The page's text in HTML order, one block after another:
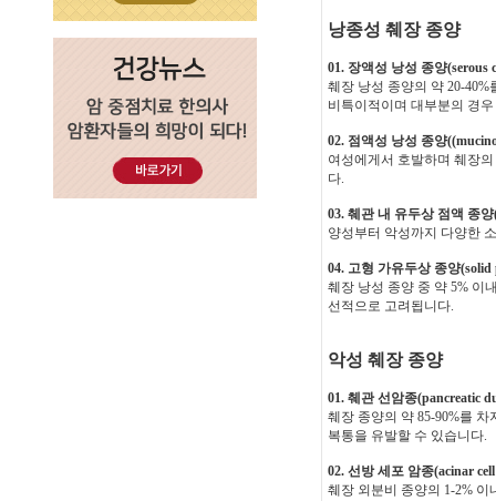
낭종성 췌장 종양
01. 장액성 낭성 종양(serous
췌장 낭성 종양의 약 20-
비특이적이며 대부분의 경
02. 점액성 낭성 종양
여성에게서 호발하며 췌장
다.
03. 췌관 내 유두상 점액 종
양성부터 악성까지 다양한
04. 고형 가유두상 종양
췌장 낭성 종양 중 약 5% 이
선적으로 고려됩니다.
악성 췌장 종양
01. 췌관 선암종(pancreatic
췌장 종양의 약 85-90%를
복통을 유발할 수 있습니다.
02. 선방 세포 암종(acinar
췌장 외분비 종양의 1-2%